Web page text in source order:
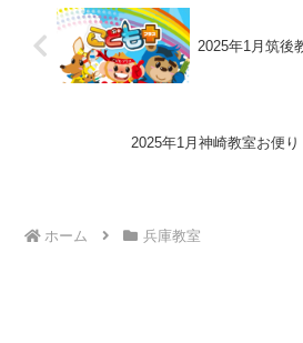
2025年1月筑後
2025年1月神崎教室お便り
ホーム 兵庫教室